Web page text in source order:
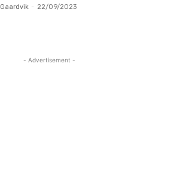
Gaardvik - 22/09/2023
- Advertisement -